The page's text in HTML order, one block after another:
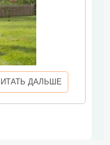
ДАЛЬШЕ